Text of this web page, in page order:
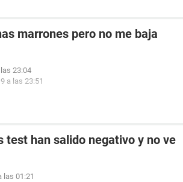
marrones pero no me baja
23:04
a las 23:51
test han salido negativo y no ve
las 01:21